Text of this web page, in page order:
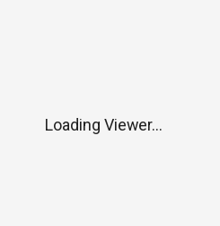
Loading Viewer...